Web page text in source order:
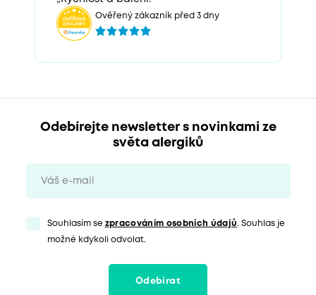
Ověřený zákazník před 3 dny
Odebírejte newsletter s novinkami ze
světa alergiků
Souhlasím se zpracováním osobních údajů. Souhlas je
možné kdykoli odvolat.
Odebírat